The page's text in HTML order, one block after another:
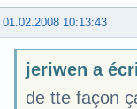
01.02.2008 10:13:43
jeriwen a
de tte façon